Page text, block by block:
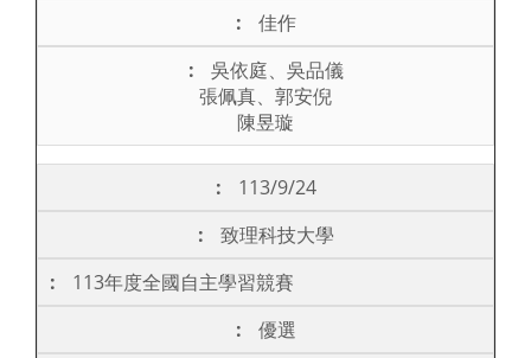
佳作
吳依庭、吳品儀
張佩真、郭安倪
陳昱璇
113/9/24
致理科技大學
113年度全國自主學習競賽
優選